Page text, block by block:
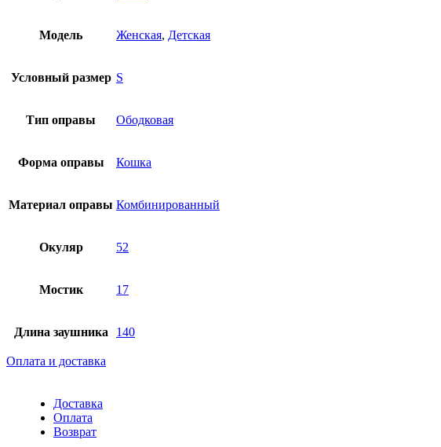
Модель Женская, Детская
Условный размер S
Тип оправы Ободковая
Форма оправы Кошка
Материал оправы Комбинированный
Окуляр 52
Мостик 17
Длина заушника 140
Оплата и доставка
Доставка
Оплата
Возврат